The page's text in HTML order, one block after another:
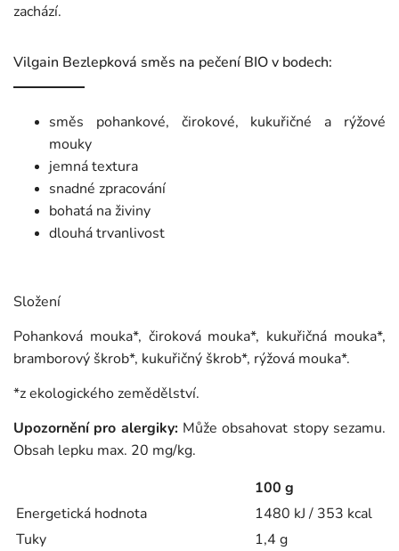
zachází.
Vilgain Bezlepková směs na pečení BIO v bodech:
směs pohankové, čirokové, kukuřičné a rýžové
mouky
jemná textura
snadné zpracování
bohatá na živiny
dlouhá trvanlivost
Složení
Pohanková mouka*, čiroková mouka*, kukuřičná mouka*,
bramborový škrob*, kukuřičný škrob*, rýžová mouka*.
*z ekologického zemědělství.
Upozornění pro alergiky:Může obsahovat stopy sezamu.
Obsah lepku max. 20 mg/kg.
100 g
Energetická hodnota
1480 kJ / 353 kcal
Tuky
1,4 g